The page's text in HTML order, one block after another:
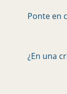
Ponte en
¿En una